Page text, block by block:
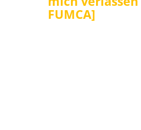
FUMCA]